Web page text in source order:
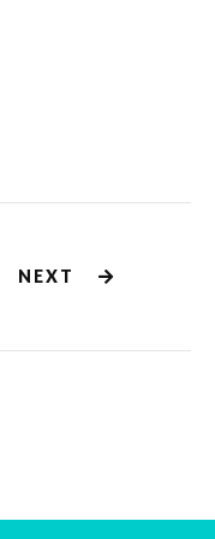
NEXT
品購入